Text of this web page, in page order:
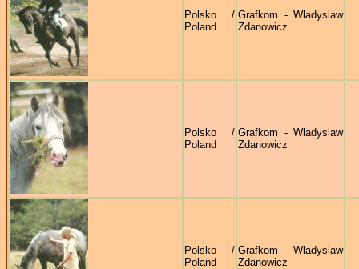
Polsko /
Poland
Grafkom - Wladyslaw
Zdanowicz
Polsko /
Poland
Grafkom - Wladyslaw
Zdanowicz
Polsko /
Poland
Grafkom - Wladyslaw
Zdanowicz